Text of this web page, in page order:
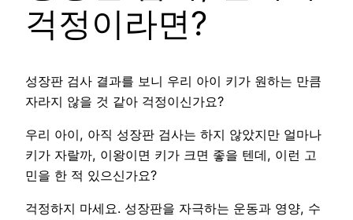
걱정이라면?
성장판 검사 결과를 보니 우리 아이 키가 원하는 만큼
자라지 않을 것 같아 걱정이신가요?
우리 아이, 아직 성장판 검사는 하지 않았지만 얼마나
키가 자랄까, 이왕이면 키가 크면 좋을 텐데, 이런 고
민을 한 적 있으신가요?
걱정하지 마세요. 성장판을 자극하는 운동과 영양, 수